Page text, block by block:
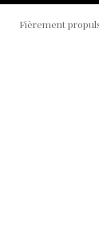
Fièrement